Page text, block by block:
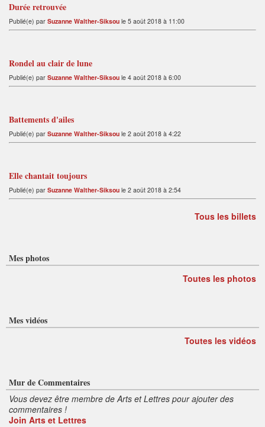
Durée retrouvée
Publié(e) par Suzanne Walther-Siksou le 5 août 2018 à 11:00
Rondel au clair de lune
Publié(e) par Suzanne Walther-Siksou le 4 août 2018 à 6:00
Battements d'ailes
Publié(e) par Suzanne Walther-Siksou le 2 août 2018 à 4:22
Elle chantait toujours
Publié(e) par Suzanne Walther-Siksou le 2 août 2018 à 2:54
Tous les billets
Mes photos
Toutes les photos
Mes vidéos
Toutes les vidéos
Mur de Commentaires
Vous devez être membre de Arts et Lettres pour ajouter des
commentaires !
Join Arts et Lettres